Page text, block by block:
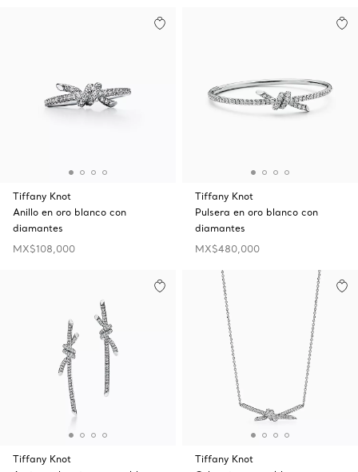
Tiffany Knot
Anillo en oro blanco con
diamantes
MX$108,000
Tiffany Knot
Pulsera en oro blanco con
diamantes
MX$480,000
Tiffany Knot
Tiffany Knot